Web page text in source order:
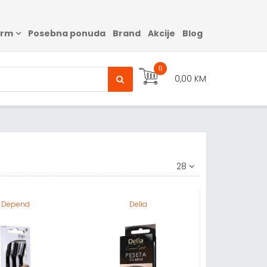
Posebna ponuda Brand Akcije Blog
0
0,00 KM
28
Depend Delia